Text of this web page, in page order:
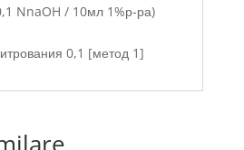
NnaOH / 10мл 1%р-ра)
0,1 [метод 1]